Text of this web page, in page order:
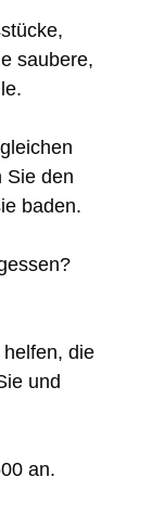
saubere,
Sie den
baden.
die
und
an.